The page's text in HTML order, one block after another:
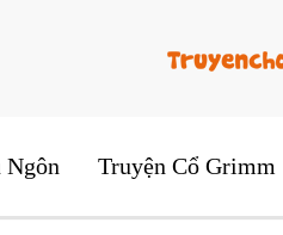
Ngôn Truyện Cổ Grimm